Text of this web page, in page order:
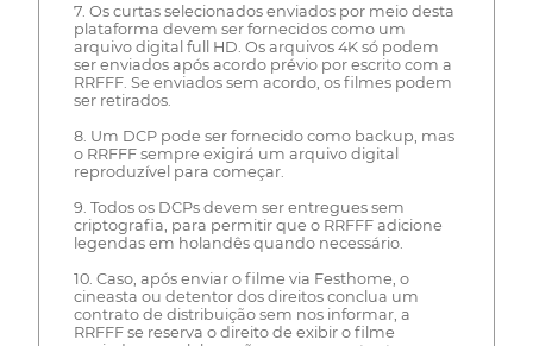
7. Os curtas selecionados enviados por meio desta
plataforma devem ser fornecidos como um
arquivo digital full HD. Os arquivos 4K só podem
ser enviados após acordo prévio por escrito com a
RRFFF. Se enviados sem acordo, os filmes podem
ser retirados.
8. Um DCP pode ser fornecido como backup, mas
o RRFFF sempre exigirá um arquivo digital
reproduzível para começar.
9. Todos os DCPs devem ser entregues sem
criptografia, para permitir que o RRFFF adicione
legendas em holandês quando necessário.
10. Caso, após enviar o filme via Festhome, o
cineasta ou detentor dos direitos conclua um
contrato de distribuição sem nos informar, a
RRFFF se reserva o direito de exibir o filme